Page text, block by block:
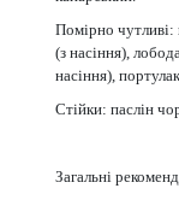
Помірно чутливі:
(з насіння),
насіння),
Стійки: паслін
Загальні